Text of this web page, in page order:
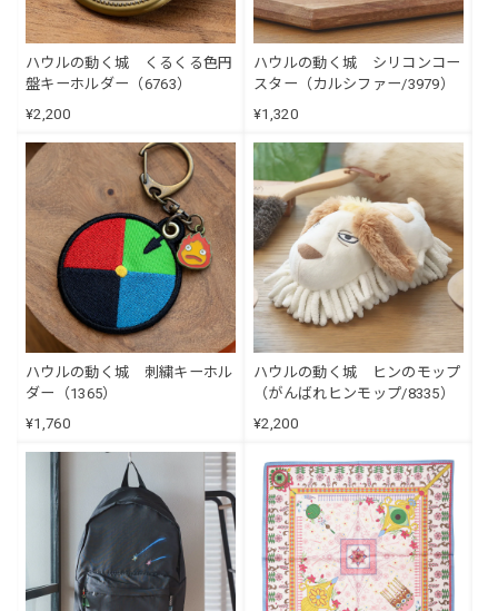
ハウルの動く城 くるくる色円
盤キーホルダー（6763）
¥2,200
ハウルの動く城 シリコンコー
スター（カルシファー/3979）
¥1,320
ハウルの動く城 刺繍キーホル
ダー（1365）
¥1,760
ハウルの動く城 ヒンのモップ
（がんばれヒンモップ/8335）
¥2,200